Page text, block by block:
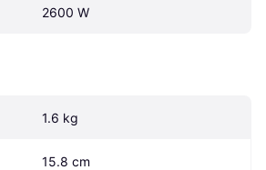
2600 W
1.6 kg
15.8 cm